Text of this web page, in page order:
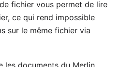
fichier vous permet de lire
ce qui rend impossible
sur le même fichier via
les documents du Merlin